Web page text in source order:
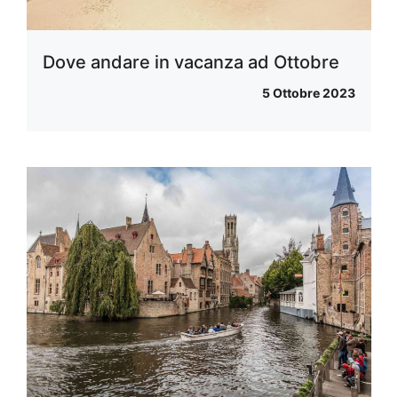
Dove andare in vacanza ad Ottobre
5 Ottobre 2023